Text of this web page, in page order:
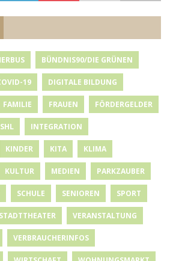
BÜNDNIS90/DIE GRÜNEN
19 DIGITALE BILDUNG
FAMILIE FRAUEN FÖRDERGELDER
INTEGRATION
KINDER KITA KLIMA
KULTUR MEDIEN PARKZAUBER
SCHULE SENIOREN SPORT
STADTTHEATER VERANSTALTUNG
VERBRAUCHERINFOS